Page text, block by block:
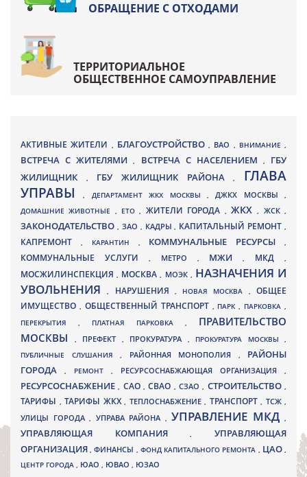
ОБРАЩЕНИЕ С ОТХОДАМИ
ТЕРРИТОРИАЛЬНОЕ
ОБЩЕСТВЕННОЕ САМОУПРАВЛЕНИЕ
АКТИВНЫЕ ЖИТЕЛИ , БЛАГОУСТРОЙСТВО , ВАО , ВНИМАНИЕ ,
ВСТРЕЧА С ЖИТЕЛЯМИ, ВСТРЕЧА С НАСЕЛЕНИЕМ , ГБУ
ЖИЛИЩНИК
, ГБУ ЖИЛИЩНИК РАЙОНА, ГЛАВА
УПРАВЫ, ДЕПАРТАМЕНТ ЖКХ МОСКВЫ ,ДЖКХ МОСКВЫ ,
ДОМАШНИЕ ЖИВОТНЫЕ , ЕТО, ЖИТЕЛИ ГОРОДА , ЖКХ, ЖСК,
ЗАКОНОДАТЕЛЬСТВО , ЗАО , КАДРЫ, КАПИТАЛЬНЫЙ РЕМОНТ ,
КАПРЕМОНТ , КАРАНТИН , КОММУНАЛЬНЫЕ РЕСУРСЫ,
КОММУНАЛЬНЫЕ УСЛУГИ , МЕТРО , МЖИ, МКД ,
МОСЖИЛИНСПЕКЦИЯ, МОСКВА , МОЭК , НАЗНАЧЕНИЯ И
УВОЛЬНЕНИЯ, НАРУШЕНИЯ , НОВАЯ МОСКВА ,ОБЩЕЕ
ИМУЩЕСТВО , ОБЩЕСТВЕННЫЙ ТРАНСПОРТ , ПАРК, ПАРКОВКА ,
ПЕРЕКРЫТИЯ , ПЛАТНАЯ ПАРКОВКА , ПРАВИТЕЛЬСТВО
МОСКВЫ
, ПРЕФЕКТ , ПРОКУРАТУРА , ПРОКУРАТУРА МОСКВЫ ,
ПУБЛИЧНЫЕ СЛУШАНИЯ , РАЙОННАЯ МОНОПОЛИЯ , РАЙОНЫ
ГОРОДА
, РЕМОНТ , РЕСУРСОСНАБЖАЮЩАЯ ОРГАНИЗАЦИЯ ,
РЕСУРСОСНАБЖЕНИЕ, САО,СВАО ,СЗАО, СТРОИТЕЛЬСТВО,
ТАРИФЫ , ТАРИФЫ ЖКХ , ТЕПЛОСНАБЖЕНИЕ , ТРАНСПОРТ , ТСЖ ,
УЛИЦЫ ГОРОДА , УПРАВА РАЙОНА , УПРАВЛЕНИЕ МКД ,
УПРАВЛЯЮЩАЯ КОМПАНИЯ,УПРАВЛЯЮЩАЯ
ОРГАНИЗАЦИЯ,ФИНАНСЫ , ФОНД КАПИТАЛЬНОГО РЕМОНТА , ЦАО,
ЦЕНТР ГОРОДА , ЮАО , ЮВАО , ЮЗАО